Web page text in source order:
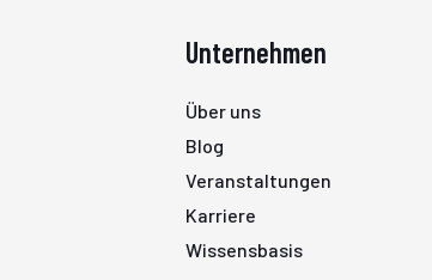
Unternehmen
Über uns
Blog
Veranstaltungen
Karriere
Wissensbasis